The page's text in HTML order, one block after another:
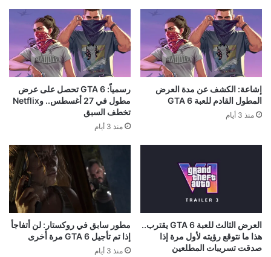
إشاعة: الكشف عن مدة العرض
المطول القادم للعبة GTA 6
منذ 3 أيام
رسمياً: GTA 6 تحصل على عرض
مطول في 27 أغسطس.. وNetflix
تخطف السبق
منذ 3 أيام
العرض الثالث للعبة GTA 6 يقترب..
هذا ما نتوقع رؤيته لأول مرة إذا
صدقت تسريبات المطلعين
مطور سابق في روكستار: لن أتفاجأ
إذا تم تأجيل GTA 6 مرة أخرى
منذ 3 أيام